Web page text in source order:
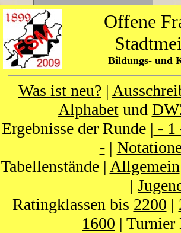
Offene
Bildungs- und
Was ist neu?|
Alphabetund
Ergebnisse der Runde | - 1
-|
Tabellenstände | Allgemein
|
Ratingklassen bis 2200 |
1600 |